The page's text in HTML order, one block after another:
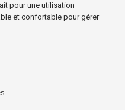
pour une utilisation
et confortable pour gérer